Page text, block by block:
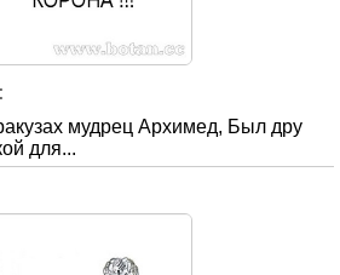
мудрец Архимед, Был дру
для...